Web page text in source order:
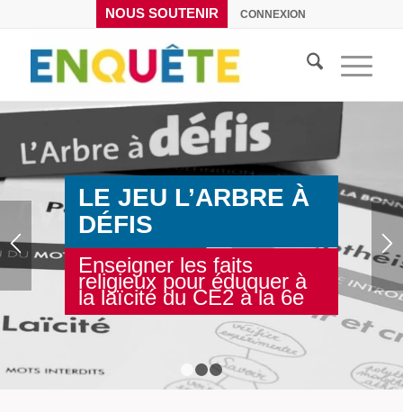
NOUS SOUTENIR CONNEXION
LE JEU L’ARBRE À
DÉFIS
Enseigner les faits
religieux pour éduquer à
la laïcité du CE2 à la 6e
1